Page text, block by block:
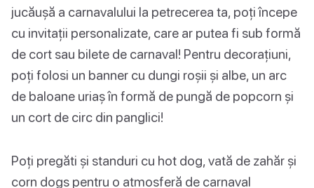
jucăușă a carnavalului la petrecerea ta, poți începe
cu invitații personalizate, care ar putea fi sub formă
de cort sau bilete de carnaval! Pentru decorațiuni,
poți folosi un banner cu dungi roșii și albe, un arc
de baloane uriaș în formă de pungă de popcorn și
un cort de circ din panglici!
Poți pregăti și standuri cu hot dog, vată de zahăr și
corn dogs pentru o atmosferă de carnaval